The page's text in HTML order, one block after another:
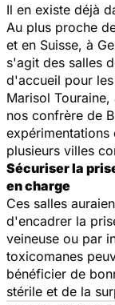
Il en existe déjà
Au plus proche
et en Suisse, à
s'agit des salles
d'accueil pour
Marisol
nos confrère de
expérimentations
plusieurs villes
Sécuriser la
en charge
Ces salles
d'encadrer la
veineuse ou par
toxicomanes
bénéficier de
stérile et de la